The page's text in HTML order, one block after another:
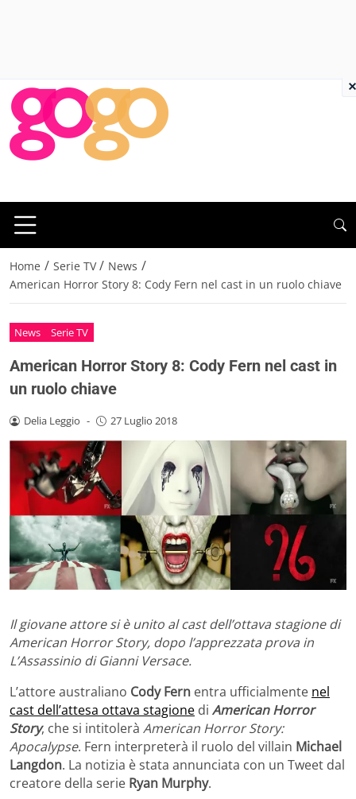
Home / Serie TV / News /
American Horror Story 8: Cody Fern nel cast in un ruolo chiave
News Serie TV
American Horror Story 8: Cody Fern nel cast in
un ruolo chiave
Delia Leggio - 27 Luglio 2018
Il giovane attore si è unito al cast dell’ottava stagione di
American Horror Story, dopo l’apprezzata prova in
L’Assassinio di Gianni Versace.
L’attore australiano Cody Fern entra ufficialmente nel
cast dell’attesa ottava stagione di American Horror
Story, che si intitolerà American Horror Story:
Apocalypse. Fern interpreterà il ruolo del villain Michael
Langdon. La notizia è stata annunciata con un Tweet dal
creatore della serie Ryan Murphy.
×